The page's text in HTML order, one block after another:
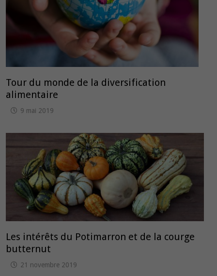
Tour du monde de la diversification
alimentaire
9 mai 2019
Les intérêts du Potimarron et de la courge
butternut
21 novembre 2019